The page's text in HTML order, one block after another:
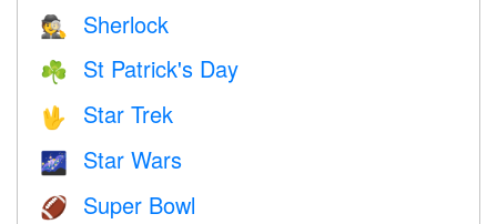
🕵️ Sherlock
☘️ St Patrick's Day
🖖 Star Trek
🌌 Star Wars
🏈 Super Bowl